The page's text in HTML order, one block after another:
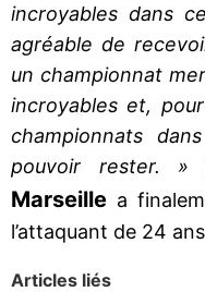
incroyables dans
agréable de
un championnat
incroyables et,
championnats
pouvoir rester. »
Marseille a
l’attaquant de 24
Articles liés